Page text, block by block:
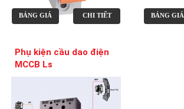
BẢNG GIÁ CHI TIẾT BẢNG GIÁ
Phụ kiện cầu dao điện
MCCB Ls